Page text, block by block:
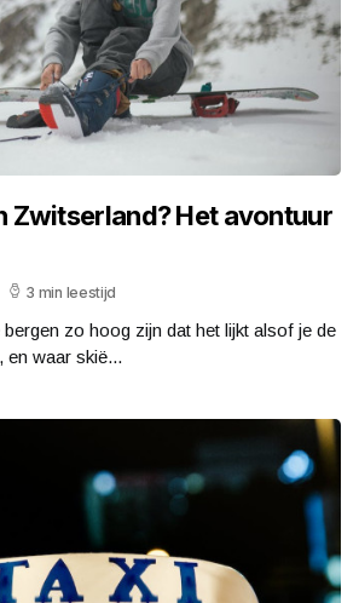
Zwitserland? Het avontuur
3 min leestijd
zo hoog zijn dat het lijkt alsof je de
en waar skië...